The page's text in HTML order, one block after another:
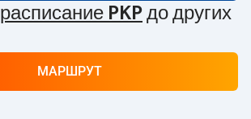
расписание PKP до других
МАРШРУТ